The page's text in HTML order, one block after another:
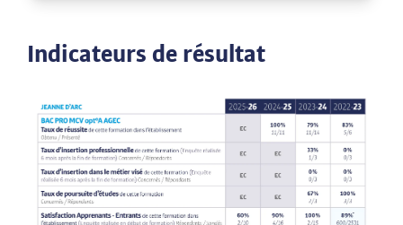
Indicateurs de résultat